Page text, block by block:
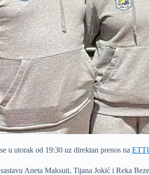
u utorak od 19:30 uz direktan prenos na
Aneta Maksuti, Tijana Jokić i Reka